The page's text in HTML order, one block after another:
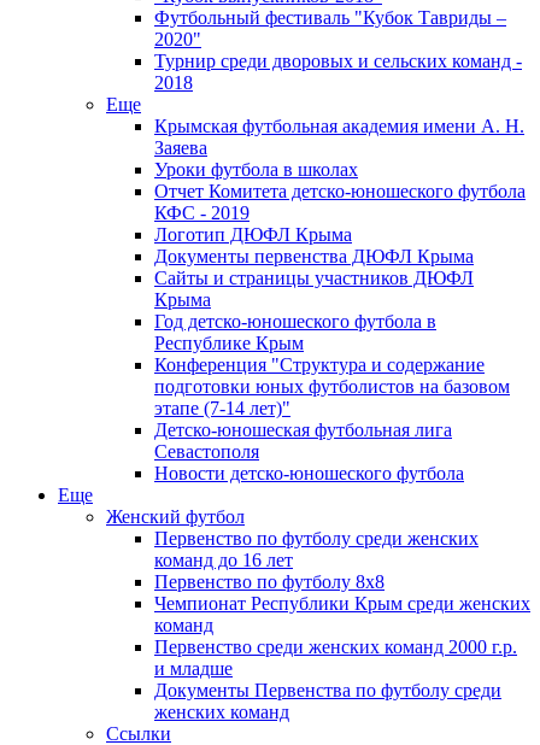
Футбольный фестиваль "Кубок Тавриды –
2020"
Турнир среди дворовых и сельских команд -
2018
Еще
Крымская футбольная академия имени А. Н.
Заяева
Уроки футбола в школах
Отчет Комитета детско-юношеского футбола
КФС - 2019
Логотип ДЮФЛ Крыма
Документы первенства ДЮФЛ Крыма
Сайты и страницы участников ДЮФЛ
Крыма
Год детско-юношеского футбола в
Республике Крым
Конференция "Структура и содержание
подготовки юных футболистов на базовом
этапе (7-14 лет)"
Детско-юношеская футбольная лига
Севастополя
Новости детско-юношеского футбола
Еще
Женский футбол
Первенство по футболу среди женских
команд до 16 лет
Первенство по футболу 8х8
Чемпионат Республики Крым среди женских
команд
Первенство среди женских команд 2000 г.р.
и младше
Документы Первенства по футболу среди
женских команд
Ссылки